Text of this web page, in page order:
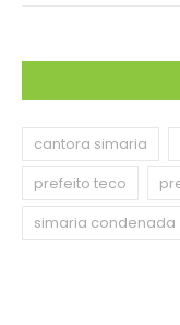
cantora simaria
prefeito teco
simaria condenada